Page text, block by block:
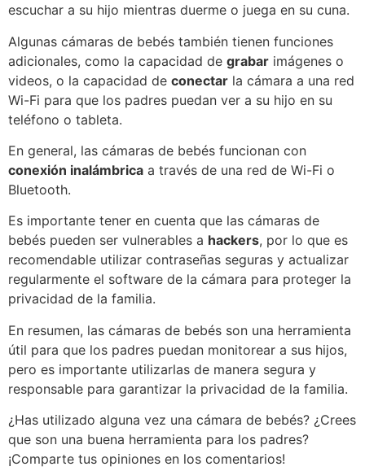
escuchar a su hijo mientras duerme o juega en su cuna.
Algunas cámaras de bebés también tienen funciones
adicionales, como la capacidad de grabar imágenes o
videos, o la capacidad de conectar la cámara a una red
Wi-Fi para que los padres puedan ver a su hijo en su
teléfono o tableta.
En general, las cámaras de bebés funcionan con
conexión inalámbrica a través de una red de Wi-Fi o
Bluetooth.
Es importante tener en cuenta que las cámaras de
bebés pueden ser vulnerables a hackers, por lo que es
recomendable utilizar contraseñas seguras y actualizar
regularmente el software de la cámara para proteger la
privacidad de la familia.
En resumen, las cámaras de bebés son una herramienta
útil para que los padres puedan monitorear a sus hijos,
pero es importante utilizarlas de manera segura y
responsable para garantizar la privacidad de la familia.
¿Has utilizado alguna vez una cámara de bebés? ¿Crees
que son una buena herramienta para los padres?
¡Comparte tus opiniones en los comentarios!